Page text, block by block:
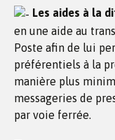
Les aides à la
en une aide au
Poste afin de lui
préférentiels à la
manière plus
messageries de
par voie ferrée.